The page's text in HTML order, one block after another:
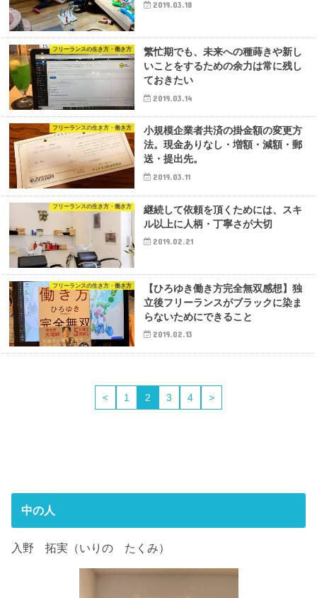
2019.03.18
フリーランスの生き方・働き方
繁忙期でも、未来への種蒔きや新し
いことをするための余力は常に残し
ておきたい
2019.03.14
フリーランスの生き方・働き方
小規模企業者共済の掛金額の変更方
法。現金ありなし・増額・減額・郵
送・提出先。
2019.03.11
フリーランスの生き方・働き方
継続して依頼を頂くためには、スキ
ル以上に人柄・丁寧さが大切
2019.02.21
フリーランスの生き方・働き方
【ひろゆき働き方完全無双感想】独
立後フリーランスがブラックに染ま
らないためにできること
2019.02.13
< 1 2 3 4 >
中の人
入野 拓実（いりの たくみ）